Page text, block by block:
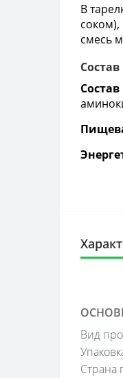
В
соком),
смесь
Состав
Вид
Страна